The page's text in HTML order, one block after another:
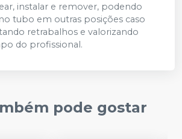
instalar e remover, podendo
tubo em outras posições caso
retrabalhos e valorizando
do profissional.
pode gostar